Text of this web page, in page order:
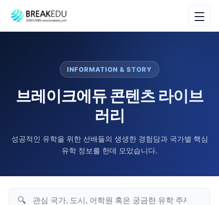
INFORMATION & STORY
브레이크에듀 콘텐츠 라이브
러리
성공적인 유학을 위한 선배들의 생생한 경험담과 국가별 핵심
유학 정보를 한데 모았습니다.
🔍